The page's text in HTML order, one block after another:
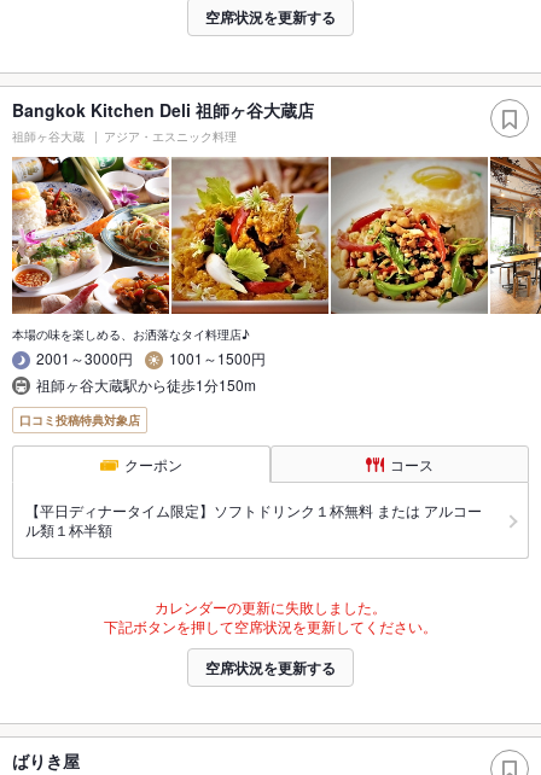
空席状況を更新する
Bangkok Kitchen Deli 祖師ヶ谷大蔵店
祖師ヶ谷大蔵 アジア・エスニック料理
本場の味を楽しめる、お洒落なタイ料理店♪
2001～3000円
1001～1500円
祖師ヶ谷大蔵駅から徒歩1分150m
口コミ投稿特典対象店
クーポン コース
【平日ディナータイム限定】ソフトドリンク１杯無料 または アルコー
ル類１杯半額
カレンダーの更新に失敗しました。
下記ボタンを押して空席状況を更新してください。
空席状況を更新する
ばりき屋